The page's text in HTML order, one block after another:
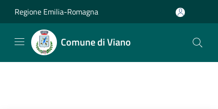
Regione Emilia-Romagna
Comune di Viano